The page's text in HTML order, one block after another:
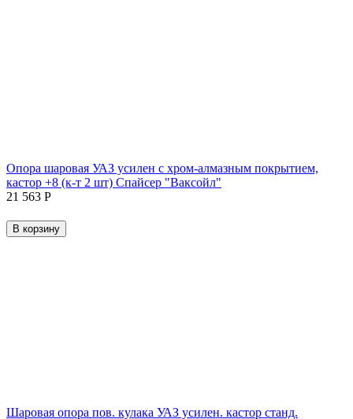
Опора шаровая УАЗ усилен с хром-алмазным покрытием,
кастор +8 (к-т 2 шт) Спайсер "Ваксойл"
21 563 Р
В корзину
Шаровая опора пов. кулака УАЗ усилен. кастор станд.